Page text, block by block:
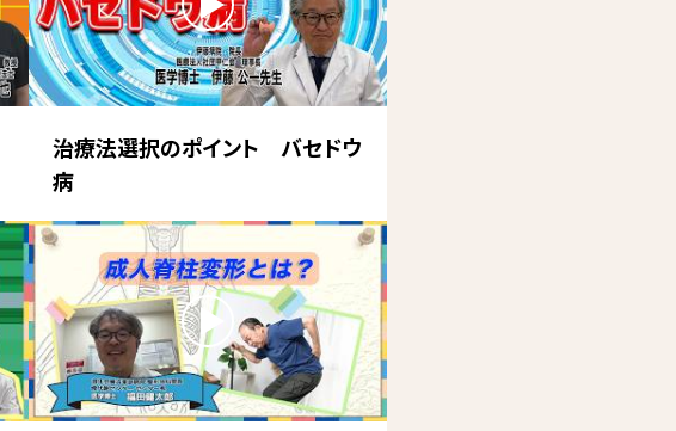
治療法選択のポイント バセドウ
病